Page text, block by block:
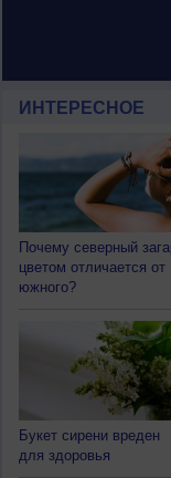
ИНТЕРЕСНОЕ
Почему северный
цветом отличается от
южного?
Букет сирени вреден
для здоровья